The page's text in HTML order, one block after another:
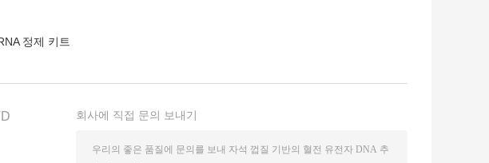
정제 키트
회사에 직접 문의 보내기